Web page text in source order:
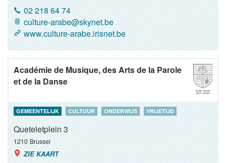
02 218 64 74
culture-arabe@skynet.be
www.culture-arabe.irisnet.be
Académie de Musique, des Arts de la Parole
et de la Danse
GEMEENTELIJK CULTUUR ONDERWIJS VRIJETIJD
Queteletplein 3
1210 Brussel
ZIE KAART